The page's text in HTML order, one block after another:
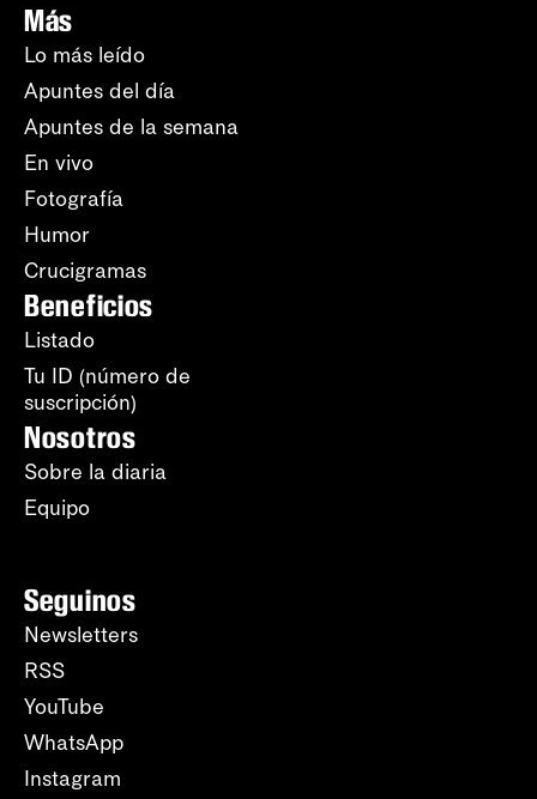
Más
Lo más leído
Apuntes del día
Apuntes de la semana
En vivo
Fotografía
Humor
Crucigramas
Beneficios
Listado
Tu ID (número de
suscripción)
Nosotros
Sobre la diaria
Equipo
Seguinos
Newsletters
RSS
YouTube
WhatsApp
Instagram